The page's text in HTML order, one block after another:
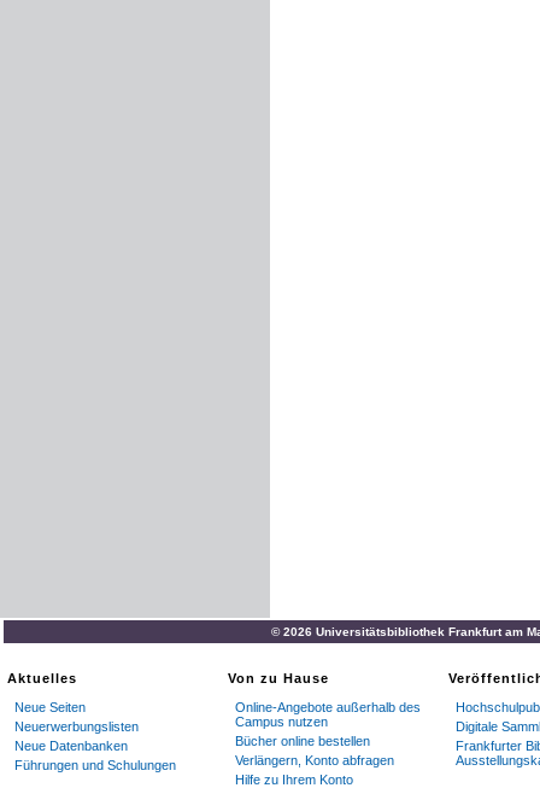
© 2026 Universitätsbibliothek Frankfurt am
Aktuelles
Neue Seiten
Neuerwerbungslisten
Neue Datenbanken
Führungen und Schulungen
Von zu Hause
Online-Angebote außerhalb des
Campus nutzen
Bücher online bestellen
Verlängern, Konto abfragen
Hilfe zu Ihrem Konto
Digitale
Frankfurter